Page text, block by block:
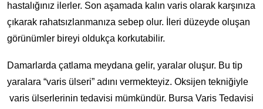
hastalığınız ilerler. Son aşamada kalın varis olarak karşınıza
çıkarak rahatsızlanmanıza sebep olur. İleri düzeyde oluşan
görünümler bireyi oldukça korkutabilir.
Damarlarda çatlama meydana gelir, yaralar oluşur. Bu tip
yaralara “varis ülseri” adını vermekteyiz. Oksijen tekniğiyle
varis ülserlerinin tedavisi mümkündür. Bursa Varis Tedavisi